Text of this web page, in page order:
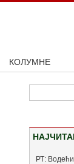
КОЛУМНЕ
РТ: